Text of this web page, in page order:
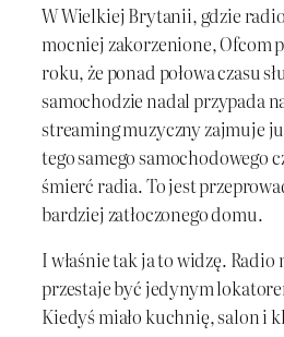
W Wielkiej Brytanii, gdzie
mocniej zakorzenione, Ofcom
roku, że ponad połowa czasu
samochodzie nadal przypada
streaming muzyczny zajmuje
tego samego samochodowego
śmierć radia. To jest
bardziej zatłoczonego domu.
I właśnie tak ja to widzę. Radio
przestaje być jedynym
Kiedyś miało kuchnię, salon i